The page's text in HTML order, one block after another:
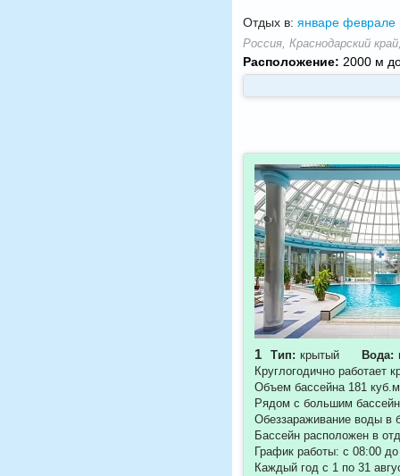
Отдых в: январе феврале
Россия, Краснодарский
Расположение: 2000 м
1 Тип: крытый Вода:
Круглогодично работает
Объем бассейна 181
Рядом с большим
Обеззараживание воды в
Бассейн расположен в
График работы: с 08:00
Каждый год с 1 по 31